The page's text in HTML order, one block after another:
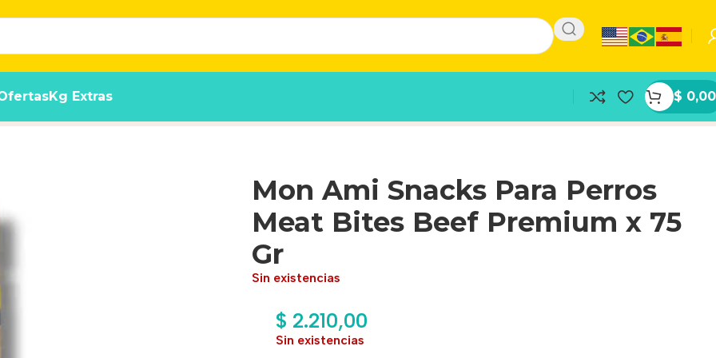
Kg Extras $ 0,00
Premium x 75 Gr
Mon Ami Snacks Para Perros
Meat Bites Beef Premium x 75
Gr
Sin existencias
$ 2.210,00
Sin existencias